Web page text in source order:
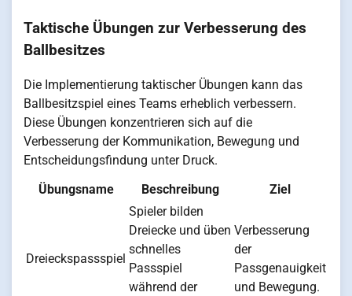
Taktische Übungen zur Verbesserung des
Ballbesitzes
Die Implementierung taktischer Übungen kann das
Ballbesitzspiel eines Teams erheblich verbessern.
Diese Übungen konzentrieren sich auf die
Verbesserung der Kommunikation, Bewegung und
Entscheidungsfindung unter Druck.
Übungsname
Beschreibung Ziel
Dreieckspassspiel
Spieler bilden
Dreiecke und üben
schnelles
Passspiel
während der
Verbesserung
der
Passgenauigkeit
und Bewegung.